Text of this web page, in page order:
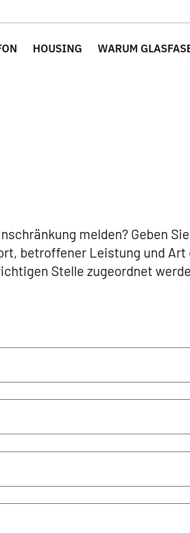
HOUSING WARUM
melden? Geben Sie
betroffener Leistung und Art
Stelle zugeordnet